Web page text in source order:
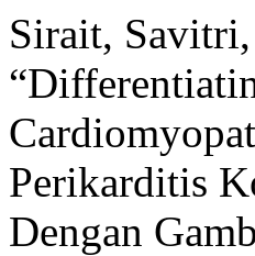
Sirait,
Perikarditis
Dengan